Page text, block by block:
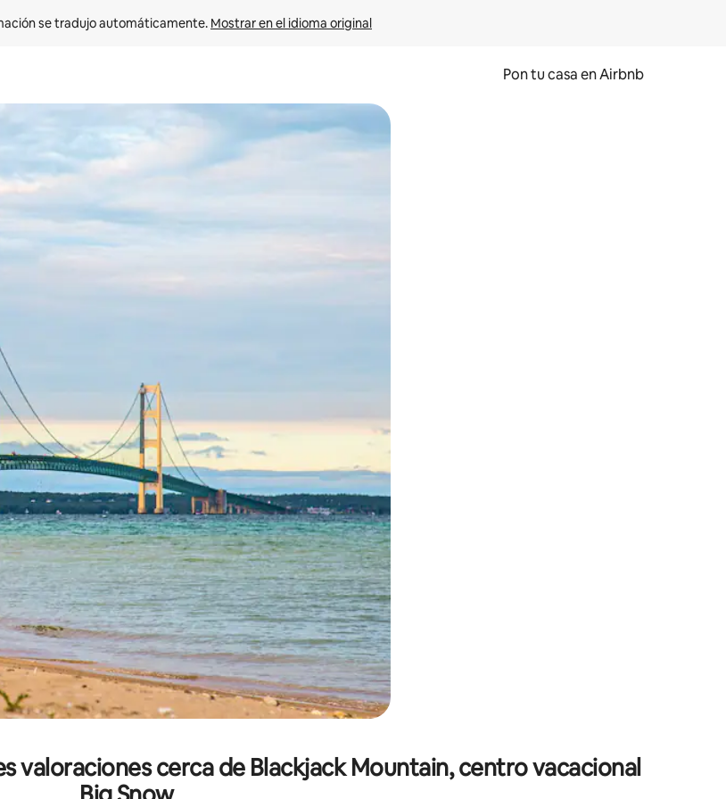
se tradujo automáticamente. Mostrar en el idioma original
Pon tu casa en Airbnb
flecha hacia arriba y hacia abajo o explora con el tacto o desliza el dedo.
valoraciones cerca de Blackjack Mountain, centro vacacional